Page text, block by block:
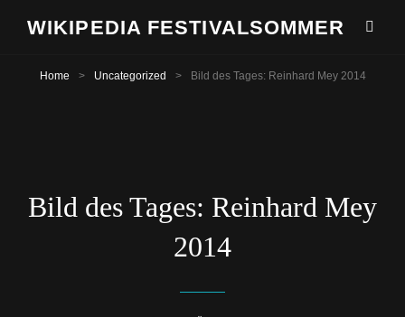
WIKIPEDIA FESTIVALSOMMER
Home > Uncategorized > Bild des Tages: Reinhard Mey 2014
Bild des Tages: Reinhard Mey
2014